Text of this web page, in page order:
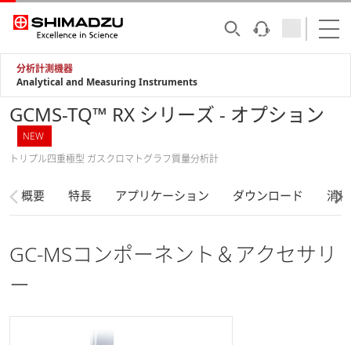
分析計測機器
Analytical and Measuring Instruments
GCMS-TQ™ RX シリーズ - オプション
NEW
トリプル四重極型 ガスクロマトグラフ質量分析計
概要 特長 アプリケーション ダウンロード 消
GC-MSコンポーネント＆アクセサリ
ー